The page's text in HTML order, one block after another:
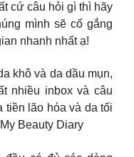
cứ câu hỏi gì thì hãy
mình sẽ cố gắng
nhanh nhất ạ!
khô và da dầu mụn,
nhiều inbox và câu
tiền lão hóa và da tối
Beauty Diary